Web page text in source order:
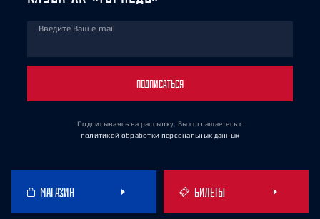
Введите Ваш e-mail
ПОДПИСАТЬСЯ
Подписываясь на рассылку, Вы соглашаетесь с
политикой обработки персональных данных
МАГАЗИН БИЛЕТЫ